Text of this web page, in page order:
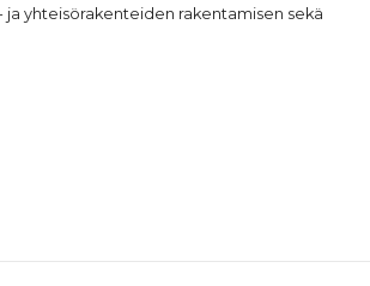
ja yhteisörakenteiden rakentamisen sekä